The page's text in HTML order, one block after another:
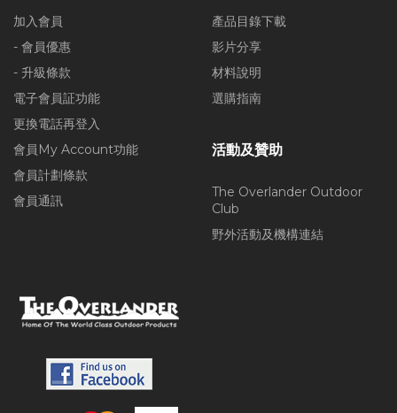
加入會員
- 會員優惠
- 升級條款
電子會員証功能
更換電話再登入
會員My Account功能
會員計劃條款
會員通訊
產品目錄下載
影片分享
材料說明
選購指南
活動及贊助
The Overlander Outdoor
Club
野外活動及機構連結